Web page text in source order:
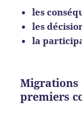
les
les
la
Migrations
premiers